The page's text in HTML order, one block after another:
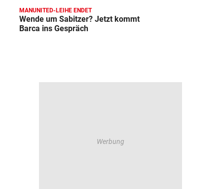
MANUNITED-LEIHE ENDET
Wende um Sabitzer? Jetzt kommt
Barca ins Gespräch